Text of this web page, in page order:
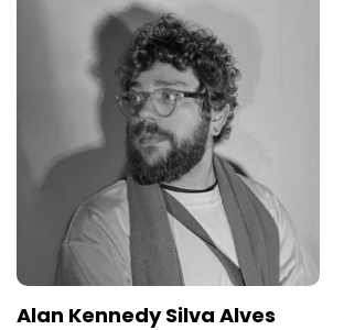
Alan Kennedy Silva Alves